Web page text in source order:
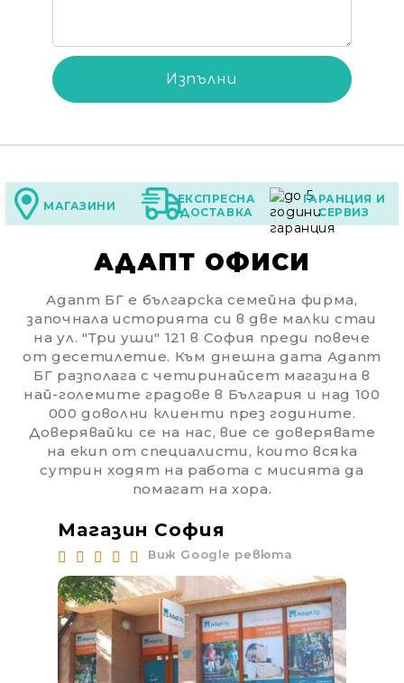
МАГАЗИНИ
ЕКСПРЕСНА
ДОСТАВКА
ГАРАНЦИЯ И
СЕРВИЗ
АДАПТ ОФИСИ
Адапт БГ е българска семейна фирма,
започнала историята си в две малки стаи
на ул. "Три уши" 121 в София преди повече
от десетилетие. Към днешна дата Адапт
БГ разполага с четиринайсет магазина в
най-големите градове в България и над 100
000 доволни клиенти през годините.
Доверявайки се на нас, вие се доверявате
на екип от специалисти, които всяка
сутрин ходят на работа с мисията да
помагат на хора.
Магазин София
Виж Google ревюта